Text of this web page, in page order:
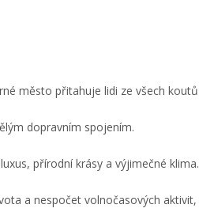
město přitahuje lidi ze všech koutů
dopravním spojením.
přírodní krásy a výjimečné klima.
a nespočet volnočasových aktivit,